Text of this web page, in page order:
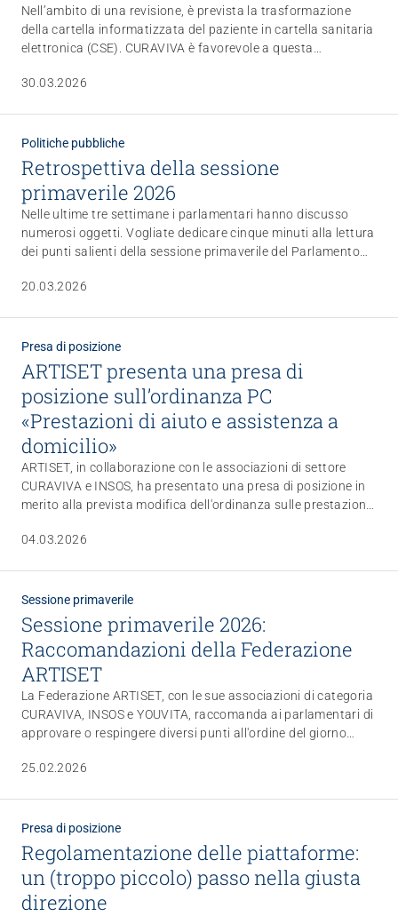
Nell’ambito di una revisione, è prevista la trasformazione
della cartella informatizzata del paziente in cartella sanitaria
elettronica (CSE). CURAVIVA è favorevole a questa
istituti di cura. Presto CURAVIVA discuterà di soluzioni
30.03.2026
Politiche pubbliche
Retrospettiva della sessione
primaverile 2026
Nelle ultime tre settimane i parlamentari hanno discusso
numerosi oggetti. Vogliate dedicare cinque minuti alla lettura
dei punti salienti della sessione primaverile del Parlamento
20.03.2026
Presa di posizione
ARTISET presenta una presa di
posizione sull’ordinanza PC
«Prestazioni di aiuto e assistenza a
domicilio»
ARTISET, in collaborazione con le associazioni di settore
CURAVIVA e INSOS, ha presentato una presa di posizione in
merito alla prevista modifica dell'ordinanza sulle prestazioni
principio la normativa proposta, ma sottolinea che la sua
04.03.2026
Sessione primaverile
Sessione primaverile 2026:
Raccomandazioni della Federazione
ARTISET
La Federazione ARTISET, con le sue associazioni di categoria
CURAVIVA, INSOS e YOUVITA, raccomanda ai parlamentari di
approvare o respingere diversi punti all'ordine del giorno
25.02.2026
Presa di posizione
Regolamentazione delle piattaforme:
un (troppo piccolo) passo nella giusta
direzione